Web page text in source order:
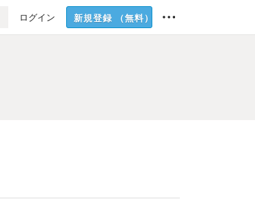
ログイン 新規登録 （無料）